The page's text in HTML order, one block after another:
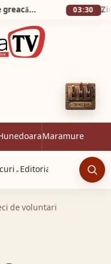
O întâlnire inedită între marea tragedie greacă și muzica populară maramureșeană, interpretată live de Grupul IZA 03:30 Ziua
Maramureș
⌄ Editorial
de voluntari